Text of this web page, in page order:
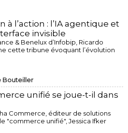
à l’action : l’IA agentique et
invisible
& Benelux d’Infobip, Ricardo
cette tribune évoquant l’évolution
Bouteiller
unifié se joue-t-il dans
Commerce, éditeur de solutions
"commerce unifié", Jessica Ifker